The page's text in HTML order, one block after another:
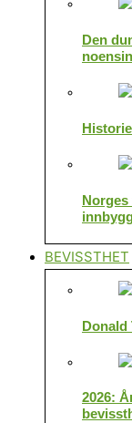
Den
BEVISSTHET
Donald
2026: